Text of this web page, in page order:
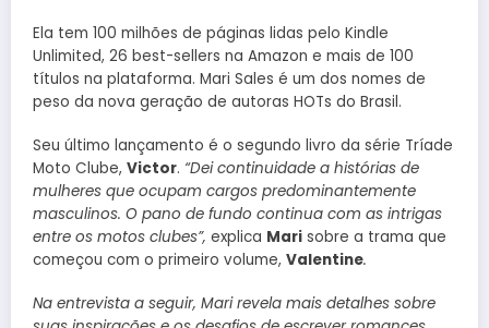
Ela tem 100 milhões de páginas lidas pelo Kindle
Unlimited, 26 best-sellers na Amazon e mais de 100
títulos na plataforma. Mari Sales é um dos nomes de
peso da nova geração de autoras HOTs do Brasil.
Seu último lançamento é o segundo livro da série Tríade
Moto Clube, Victor. “Dei continuidade a histórias de
mulheres que ocupam cargos predominantemente
masculinos. O pano de fundo continua com as intrigas
entre os motos clubes”, explica Mari sobre a trama que
começou com o primeiro volume, Valentine.
Na entrevista a seguir, Mari revela mais detalhes sobre